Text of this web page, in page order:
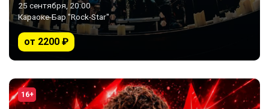
25 сентября, 20:00
Караоке-Бар "Rock-Star"
от 2200 ₽
16+